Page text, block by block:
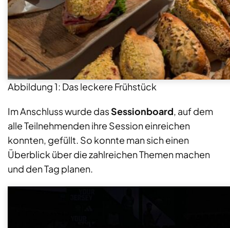
Abbildung 1: Das leckere Frühstück
Im Anschluss wurde dasSessionboard, auf dem
alle Teilnehmenden ihre Session einreichen
konnten, gefüllt. So konnte man sich einen
Überblick über die zahlreichen Themen machen
und den Tag planen.